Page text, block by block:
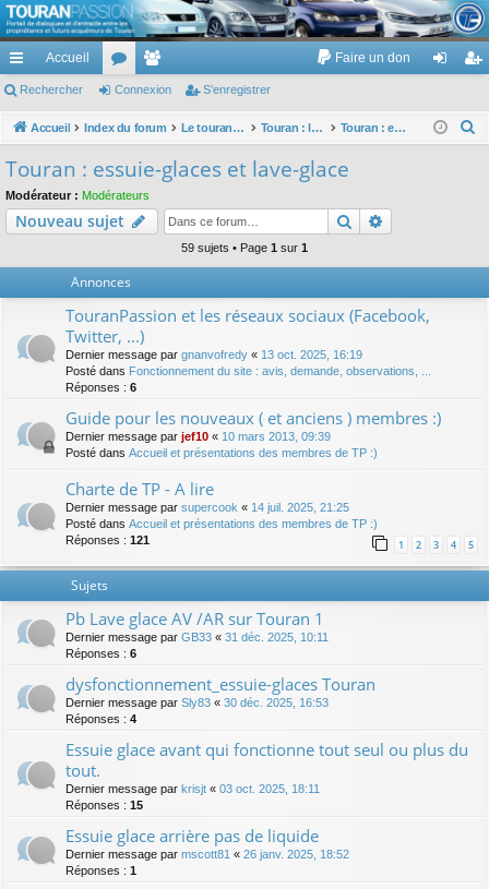
TouranPassion
Le forum des propriétaires ou futurs acquéreurs du Volkswagen Touran
cc
ès
pi
de
Accueil
or
u
e
m
Faire un don
ne nr
Rechercher Connexion S’enregistrer
Accueil Index du forum Le touran dans ses versions I (V1 V2 V3) et II ... Touran : les équipements électriques et électroniques Touran : essuie-glaces et lave-glace
c
Touran : essuie-glaces et lave-glace
Modérateur : Modérateurs
Nouveau sujet Rechercher
59 sujets • Page 1 sur 1
Annonces
TouranPassion et les réseaux sociaux (Facebook,
Twitter, ...)
Dernier message par gnanvofredy « 13 oct. 2025, 16:19
Posté dans Fonctionnement du site : avis, demande, observations, ...
Réponses : 6
Guide pour les nouveaux ( et anciens ) membres :)
Dernier message par jef10 « 10 mars 2013, 09:39
Posté dans Accueil et présentations des membres de TP :)
Charte de TP - A lire
Dernier message par supercook « 14 juil. 2025, 21:25
Posté dans Accueil et présentations des membres de TP :)
Réponses : 121 1 2 3 4 5
Sujets
Pb Lave glace AV /AR sur Touran 1
Dernier message par GB33 « 31 déc. 2025, 10:11
Réponses : 6
dysfonctionnement_essuie-glaces Touran
Dernier message par Sly83 « 30 déc. 2025, 16:53
Réponses : 4
Essuie glace avant qui fonctionne tout seul ou plus du
tout.
Dernier message par krisjt « 03 oct. 2025, 18:11
Réponses : 15
Essuie glace arrière pas de liquide
Dernier message par mscott81 « 26 janv. 2025, 18:52
Réponses : 1